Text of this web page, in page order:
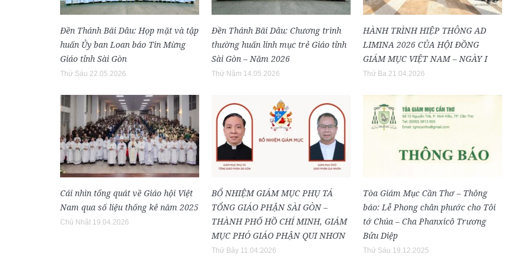
Đền Thánh Bãi Dâu: Họp mặt và tập
huấn Ủy ban Loan báo Tin Mừng
Giáo tỉnh Sài Gòn
Thứ Sáu 22.05.2026
Đền Thánh Bãi Dâu: Chương trình
thường huấn linh mục trẻ Giáo tỉnh
Sài Gòn – Năm 2026
Thứ Năm 14.05.2026
HÀNH TRÌNH HIỆP THÔNG AD
LIMINA 2026 CỦA HỘI ĐỒNG
GIÁM MỤC VIỆT NAM – NGÀY I
Thứ Ba 21.04.2026
Cái nhìn tổng quát về Giáo hội Việt
Nam qua số liệu thống kê năm 2025
Chủ Nhật 19.04.2026
BỔ NHIỆM GIÁM MỤC PHỤ TÁ
TỔNG GIÁO PHẬN SÀI GÒN –
THÀNH PHỐ HỒ CHÍ MINH, GIÁM
MỤC PHÓ GIÁO PHẬN QUI NHƠN
Thứ Bảy 11.04.2026
Tòa Giám Mục Cần Thơ – Thông
báo: Lễ Phong chân phước cho Tôi
tớ Chúa – Cha Phanxicô Trương
Bửu Diệp
Thứ Sáu 19.12.2025